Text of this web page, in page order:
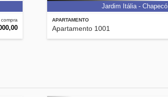
compra APARTAMENTO
Apartamento 1001
Jardim Itália - Chapecó